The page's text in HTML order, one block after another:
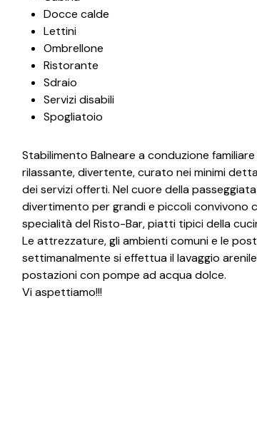
Docce calde
Lettini
Ombrellone
Ristorante
Sdraio
Servizi disabili
Spogliatoio
Stabilimento Balneare a conduzione
rilassante, divertente, curato nei minimi
dei servizi offerti. Nel cuore della
divertimento per grandi e piccoli convivono
specialità del Risto-Bar, piatti tipici della
Le attrezzature, gli ambienti comuni e le
settimanalmente si effettua il lavaggio
postazioni con pompe ad acqua dolce.
Vi aspettiamo!!!